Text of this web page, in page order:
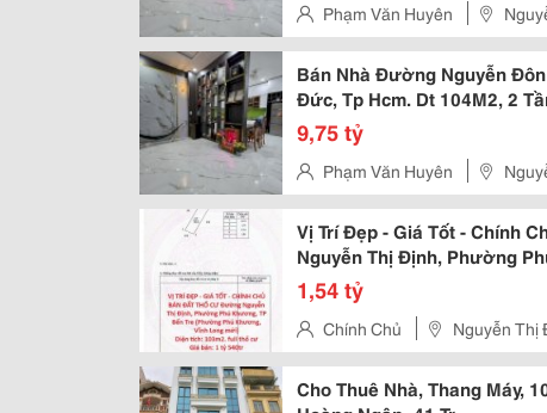
Phạm Văn Huyên
Bán Nhà Đường Nguyễn
Đức, Tp Hcm. Dt 104M2, 2
9,75 tỷ
Phạm Văn Huyên
Vị Trí Đẹp - Giá Tốt - Chính
Nguyễn Thị Định, Phường
1,54 tỷ
Chính Chủ Nguyễn Thị
Cho Thuê Nhà, Thang Máy,